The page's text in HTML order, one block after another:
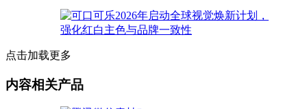
点击加载更多
内容相关产品